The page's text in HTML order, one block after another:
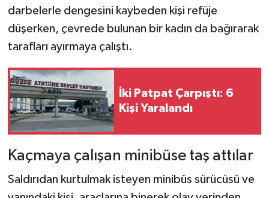
darbelerle dengesini kaybeden kişi refüje
düşerken, çevrede bulunan bir kadın da bağırarak
tarafları ayırmaya çalıştı.
İki Patpat Çarpıştı: 6
Kişi Yaralandı
Kaçmaya çalışan minibüse taş attılar
Saldırıdan kurtulmak isteyen minibüs sürücüsü ve